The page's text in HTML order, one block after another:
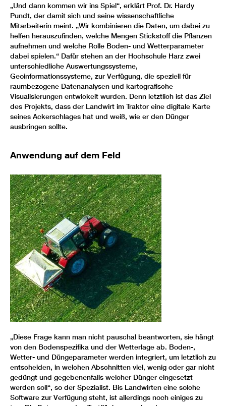
„Und dann kommen wir ins Spiel“, erklärt Prof. Dr. Hardy
Pundt, der damit sich und seine wissenschaftliche
Mitarbeiterin meint. „Wir kombinieren die Daten, um dabei zu
helfen herauszufinden, welche Mengen Stickstoff die Pflanzen
aufnehmen und welche Rolle Boden- und Wetterparameter
dabei spielen.“ Dafür stehen an der Hochschule Harz zwei
unterschiedliche Auswertungssysteme,
Geoinformationssysteme, zur Verfügung, die speziell für
raumbezogene Datenanalysen und kartografische
Visualisierungen entwickelt wurden. Denn letztlich ist das Ziel
des Projekts, dass der Landwirt im Traktor eine digitale Karte
seines Ackerschlages hat und weiß, wie er den Dünger
ausbringen sollte.
Anwendung auf dem Feld
„Diese Frage kann man nicht pauschal beantworten, sie hängt
von den Bodenspezifika und der Wetterlage ab. Boden-,
Wetter- und Düngeparameter werden integriert, um letztlich zu
entscheiden, in welchen Abschnitten viel, wenig oder gar nicht
gedüngt und gegebenenfalls welcher Dünger eingesetzt
werden soll“, so der Spezialist. Bis Landwirten eine solche
Software zur Verfügung steht, ist allerdings noch einiges zu